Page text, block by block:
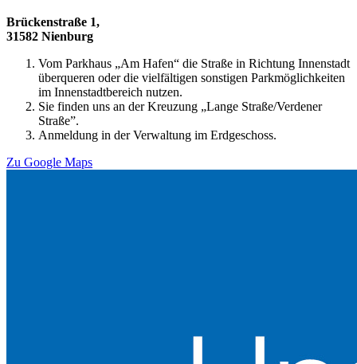
Brückenstraße 1,
31582 Nienburg
Vom Parkhaus „Am Hafen“ die Straße in Richtung Innenstadt
überqueren oder die vielfältigen sonstigen Parkmöglichkeiten
im Innenstadtbereich nutzen.
Sie finden uns an der Kreuzung „Lange Straße/Verdener
Straße”.
Anmeldung in der Verwaltung im Erdgeschoss.
Zu Google Maps